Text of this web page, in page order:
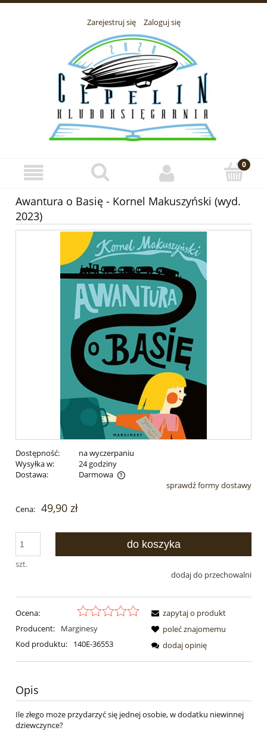
Zarejestruj się Zaloguj się
Awantura o Basię - Kornel Makuszyński (wyd.
2023)
Dostępność:
na wyczerpaniu
Wysyłka w:
24 godziny
Dostawa:
Darmowa
Cena nie zawiera ewentualnych kosztów płatnościsprawdź formy dostawy
Cena: 49,90 zł
szt.
do koszyka
dodaj do przechowalni
Ocena:
Producent:
Marginesy
Kod produktu:
140E-36553
zapytaj o produkt
poleć znajomemu
dodaj opinię
Opis
Ile złego może przydarzyć się jednej osobie, w dodatku niewinnej
dziewczynce?